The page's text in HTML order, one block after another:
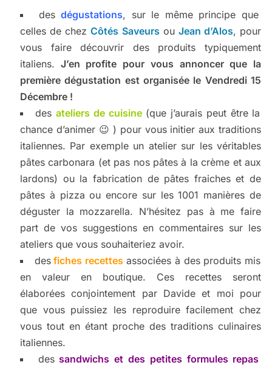
desdégustations, sur le même principe que
celles de chezCôtés Saveurs ou Jean d’Alos, pour
vous faire découvrir des produits typiquement
italiens. J’en profite pour vous annoncer que la
première dégustation est organisée le Vendredi 15
Décembre !
desateliers de cuisine(que j’aurais peut être la
chance d’animer 😉 ) pour vous initier aux traditions
italiennes. Par exemple un atelier sur les véritables
pâtes carbonara (et pas nos pâtes à la crème et aux
lardons) ou la fabrication de pâtes fraiches et de
pâtes à pizza ou encore sur les 1001 manières de
déguster la mozzarella. N’hésitez pas à me faire
part de vos suggestions en commentaires sur les
ateliers que vous souhaiteriez avoir.
desfiches recettes associées à des produits mis
en valeur en boutique. Ces recettes seront
élaborées conjointement par Davide et moi pour
que vous puissiez les reproduire facilement chez
vous tout en étant proche des traditions culinaires
italiennes.
dessandwichs et des petites formules repas